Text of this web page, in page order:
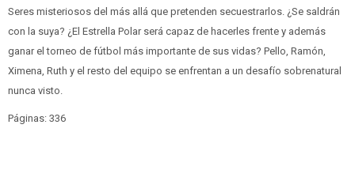
Seres misteriosos del más allá que pretenden secuestrarlos. ¿Se saldrán
con la suya? ¿El Estrella Polar será capaz de hacerles frente y además
ganar el torneo de fútbol más importante de sus vidas? Pello, Ramón,
Ximena, Ruth y el resto del equipo se enfrentan a un desafío sobrenatural
nunca visto.
Páginas: 336